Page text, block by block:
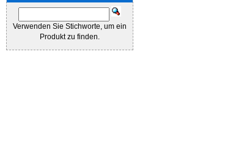
Verwenden Sie Stichworte, um ein
Produkt zu finden.